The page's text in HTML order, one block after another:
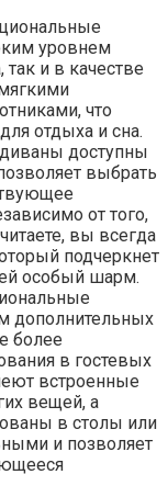
уровнем
и в качестве
что
отдыха и сна.
диваны доступны
выбрать
от того,
вы всегда
подчеркнет
особый шарм.
дополнительных
более
в гостевых
встроенные
вещей, а
в столы или
и позволяет